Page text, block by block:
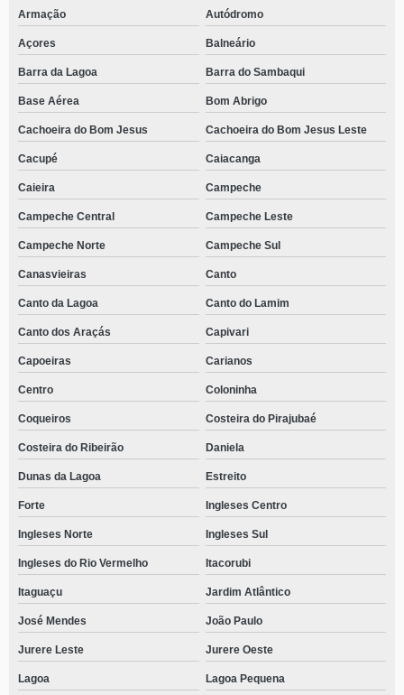
Armação Autódromo
Açores Balneário
Barra da Lagoa Barra do Sambaqui
Base Aérea Bom Abrigo
Cachoeira do Bom Jesus Cachoeira do Bom Jesus Leste
Cacupé Caiacanga
Caieira Campeche
Campeche Central Campeche Leste
Campeche Norte Campeche Sul
Canasvieiras Canto
Canto da Lagoa Canto do Lamim
Canto dos Araçás Capivari
Capoeiras Carianos
Centro Coloninha
Coqueiros Costeira do Pirajubaé
Costeira do Ribeirão Daniela
Dunas da Lagoa Estreito
Forte Ingleses Centro
Ingleses Norte Ingleses Sul
Ingleses do Rio Vermelho Itacorubi
Itaguaçu Jardim Atlântico
José Mendes João Paulo
Jurere Leste Jurere Oeste
Lagoa Lagoa Pequena